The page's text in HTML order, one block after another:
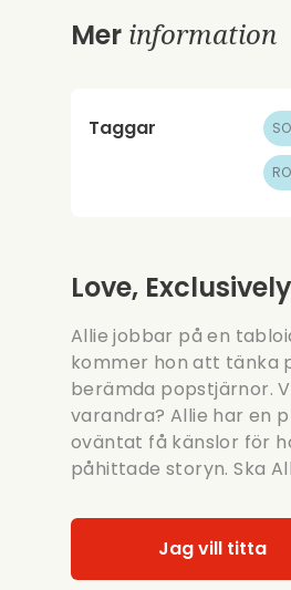
Mer information
Taggar
Love, Exclusively
Allie jobbar på en
kommer hon att tänka
berämda popstjärnor.
varandra? Allie har en
oväntat få känslor för
påhittade storyn. Ska
Jag vill titta